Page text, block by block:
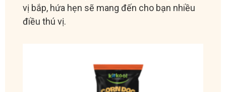
vị bắp, hứa hẹn sẽ mang đến cho bạn nhiều
điều thú vị.